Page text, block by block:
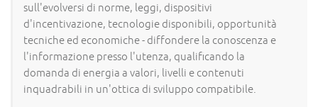
sull'evolversi di norme, leggi, dispositivi
d'incentivazione, tecnologie disponibili, opportunità
tecniche ed economiche - diffondere la conoscenza e
l'informazione presso l'utenza, qualificando la
domanda di energia a valori, livelli e contenuti
inquadrabili in un'ottica di sviluppo compatibile.